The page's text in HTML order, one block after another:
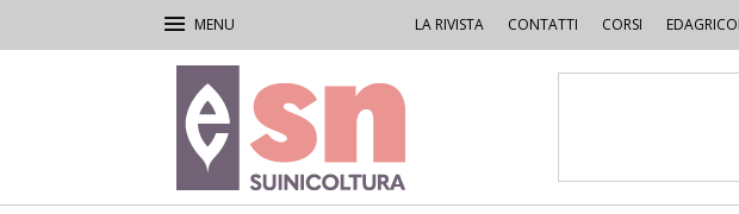
LA RIVISTA CONTATTI CORSI
Rivista
di
Suinicoltura